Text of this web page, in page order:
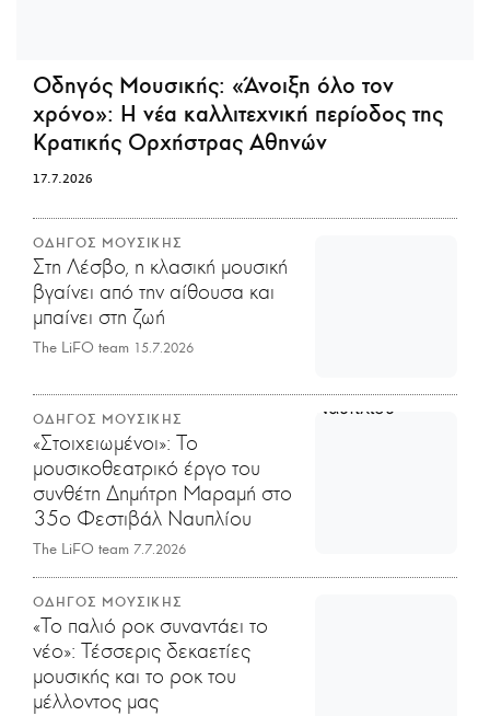
Οδηγός Μουσικής: «Άνοιξη όλο τον
χρόνο»: Η νέα καλλιτεχνική περίοδος της
Κρατικής Ορχήστρας Αθηνών
17.7.2026
ΟΔΗΓΟΣ ΜΟΥΣΙΚΗΣ
Στη Λέσβο, η κλασική μουσική
βγαίνει από την αίθουσα και
μπαίνει στη ζωή
The LiFO team 15.7.2026
ΟΔΗΓΟΣ ΜΟΥΣΙΚΗΣ
«Στοιχειωμένοι»: Το
μουσικοθεατρικό έργο του
συνθέτη Δημήτρη Μαραμή στο
35ο Φεστιβάλ Ναυπλίου
The LiFO team 7.7.2026
ΟΔΗΓΟΣ ΜΟΥΣΙΚΗΣ
«Το παλιό ροκ συναντάει το
νέο»: Τέσσερις δεκαετίες
μουσικής και το ροκ του
μέλλοντος μας